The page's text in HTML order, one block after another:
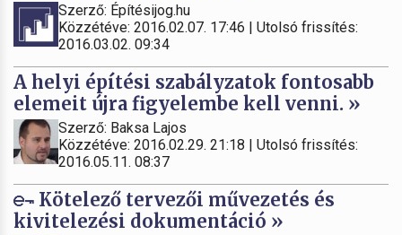
Szerző: Építésijog.hu
Közzétéve: 2016.02.07. 17:46 | Utolsó frissítés:
2016.03.02. 09:34
A helyi építési szabályzatok fontosabb
elemeit újra figyelembe kell venni. »
Szerző: Baksa Lajos
Közzétéve: 2016.02.29. 21:18 | Utolsó frissítés:
2016.05.11. 08:37
Kötelező tervezői művezetés és
kivitelezési dokumentáció »